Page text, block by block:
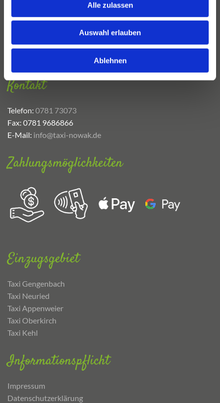
Alle zulassen
Auswahl erlauben
Ablehnen
Soziale Medien
Facebook:Taxi Nowak
@taxi.nowak
Kontakt
Telefon: 0781 73073
Fax: 0781 9686866
E-Mail: info@taxi-nowak.de
Zahlungsmöglichkeiten
Einzugsgebiet
Taxi Gengenbach
Taxi Neuried
Taxi Appenweier
Taxi Oberkirch
Taxi Kehl
Informationspflicht
Impressum
Datenschutzerklärung